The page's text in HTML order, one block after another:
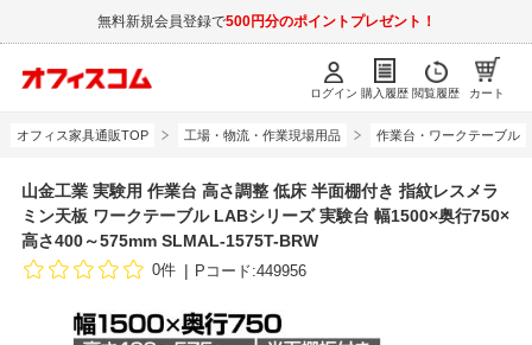
無料新規会員登録で500円分のポイントプレゼント！
ログイン 購入履歴 閲覧履歴 カート
オフィス家具通販TOP 工場・物流・作業現場用品 作業台・ワークテーブル
山金工業 実験用 作業台 高さ調整 低床 半面棚付き 指紋レスメラ
ミン天板 ワークテーブル LABシリーズ 実験台 幅1500×奥行750×
高さ400～575mm SLMAL-1575T-BRW
0件 Pコード:449956